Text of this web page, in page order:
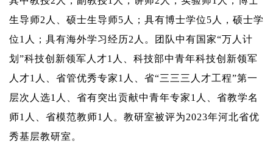
生导师2 人、硕士生导师5 人；具有博士学位5 人，硕士学
位1 人；具有海外学习经历2 人。团队中有国家“万人计
划”科技创新领军人才1 人、科技部中青年科技创新领军
人才1 人、省管优秀专家1 人、省“三三三人才工程”第一
层次人选1 人、省有突出贡献中青年专家1 人、省教学名
师1 人、省模范教师1 人。教研室被评为2023年河北省优
秀基层教研室。